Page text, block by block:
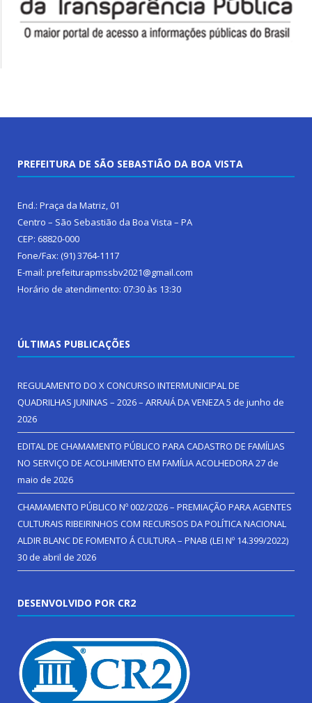
PREFEITURA DE SÃO SEBASTIÃO DA BOA VISTA
End.: Praça da Matriz, 01
Centro – São Sebastião da Boa Vista – PA
CEP: 68820-000
Fone/Fax: (91) 3764-1117
E-mail: prefeiturapmssbv2021@gmail.com
Horário de atendimento: 07:30 às 13:30
ÚLTIMAS PUBLICAÇÕES
REGULAMENTO DO X CONCURSO INTERMUNICIPAL DE
QUADRILHAS JUNINAS – 2026 – ARRAIÁ DA VENEZA5 de junho de
2026
EDITAL DE CHAMAMENTO PÚBLICO PARA CADASTRO DE FAMÍLIAS
NO SERVIÇO DE ACOLHIMENTO EM FAMÍLIA ACOLHEDORA27 de
maio de 2026
CHAMAMENTO PÚBLICO Nº 002/2026 – PREMIAÇÃO PARA AGENTES
CULTURAIS RIBEIRINHOS COM RECURSOS DA POLÍTICA NACIONAL
ALDIR BLANC DE FOMENTO Á CULTURA – PNAB (LEI Nº 14.399/2022)
30 de abril de 2026
DESENVOLVIDO POR CR2